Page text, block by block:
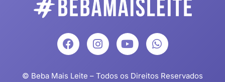
© Beba Mais Leite – Todos os Direitos Reservados